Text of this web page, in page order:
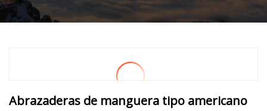
Abrazaderas de manguera tipo americano